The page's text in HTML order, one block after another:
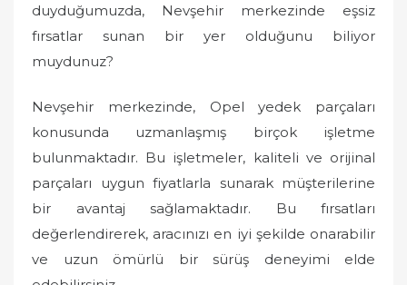
duyduğumuzda, Nevşehir merkezinde eşsiz
fırsatlar sunan bir yer olduğunu biliyor
muydunuz?
Nevşehir merkezinde, Opel yedek parçaları
konusunda uzmanlaşmış birçok işletme
bulunmaktadır. Bu işletmeler, kaliteli ve orijinal
parçaları uygun fiyatlarla sunarak müşterilerine
bir avantaj sağlamaktadır. Bu fırsatları
değerlendirerek, aracınızı en iyi şekilde onarabilir
ve uzun ömürlü bir sürüş deneyimi elde